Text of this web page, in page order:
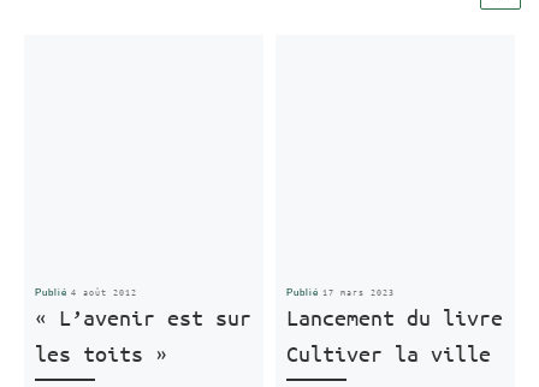
Publié 4 août 2012
« L’avenir est sur
les toits »
Publié 17 mars 2023
Lancement du livre
Cultiver la ville